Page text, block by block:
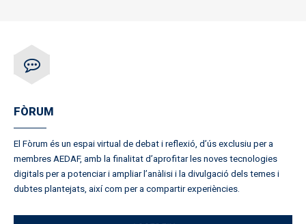
FÒRUM
El Fòrum és un espai virtual de debat i reflexió, d’ús exclusiu per a
membres AEDAF, amb la finalitat d’aprofitar les noves tecnologies
digitals per a potenciar i ampliar l’anàlisi i la divulgació dels temes i
dubtes plantejats, així com per a compartir experiències.